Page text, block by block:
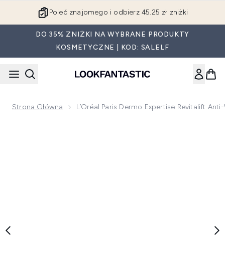
Poleć znajomego i odbierz 45.25 zł zniżki
DO 35% ZNIŻKI NA WYBRANE PRODUKTY
KOSMETYCZNE | KOD: SALELF
Strona Główna L’Oréal Paris Dermo Expertise Revitalift